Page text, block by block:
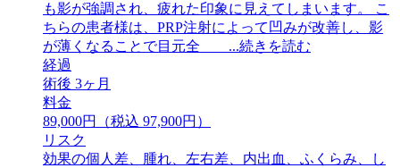
も影が強調され、疲れた印象に見えてしまいます。 ⁡こ
ちらの患者様は、PRP注射によって凹みが改善し、影
が薄くなることで目元全 ...続きを読む
経過
術後 3ヶ月
料金
89,000円（税込 97,900円）
リスク
効果の個人差、腫れ、左右差、内出血、ふくらみ、し